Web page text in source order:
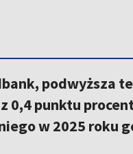
podwyższa
punktu
w 2025 roku